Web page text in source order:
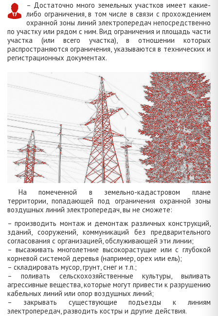
– Достаточно много земельных участков имеет какие-
либо ограничения, в том числе в связи с прохождением
охранной зоны линий электропередач непосредственно
по участку или рядом с ним. Вид ограничения и площадь части
участка (или всего участка), в отношении которых
распространяются ограничения, указываются в технических и
регистрационных документах.
На помеченной в земельно-кадастровом плане
территории, попадающей под ограничения охранной зоны
воздушных линий электропередач, вы не сможете:
– производить монтаж и демонтаж различных конструкций,
зданий, сооружений, коммуникаций без предварительного
согласования с организацией, обслуживающей эти линии;
– высаживать многолетние высокорастущие или с глубокой
корневой системой деревья (например, орех или ель);
– складировать мусор, грунт, снег и т.п.;
– поливать сельскохозяйственные культуры, выливать
агрессивные вещества, которые могут привести к разрушению
кабельных линий или опор воздушных линий;
– закрывать существующие подъезды к линиям
электропередач, разводить костры и другие действия.